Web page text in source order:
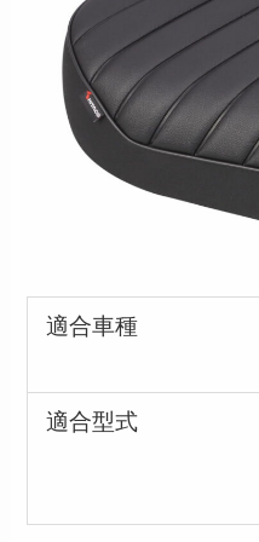
適合車種
適合型式